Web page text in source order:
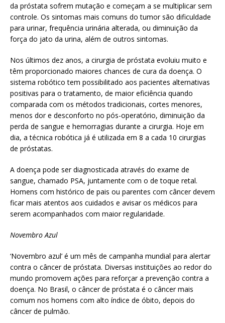
da próstata sofrem mutação e começam a se multiplicar sem
controle. Os sintomas mais comuns do tumor são dificuldade
para urinar, frequência urinária alterada, ou diminuição da
força do jato da urina, além de outros sintomas.
Nos últimos dez anos, a cirurgia de próstata evoluiu muito e
têm proporcionado maiores chances de cura da doença. O
sistema robótico tem possibilitado aos pacientes alternativas
positivas para o tratamento, de maior eficiência quando
comparada com os métodos tradicionais, cortes menores,
menos dor e desconforto no pós-operatório, diminuição da
perda de sangue e hemorragias durante a cirurgia. Hoje em
dia, a técnica robótica já é utilizada em 8 a cada 10 cirurgias
de próstatas.
A doença pode ser diagnosticada através do exame de
sangue, chamado PSA, juntamente com o de toque retal.
Homens com histórico de pais ou parentes com câncer devem
ficar mais atentos aos cuidados e avisar os médicos para
serem acompanhados com maior regularidade.
Novembro Azul
‘Novembro azul’ é um mês de campanha mundial para alertar
contra o câncer de próstata. Diversas instituições ao redor do
mundo promovem ações para reforçar a prevenção contra a
doença. No Brasil, o câncer de próstata é o câncer mais
comum nos homens com alto índice de óbito, depois do
câncer de pulmão.